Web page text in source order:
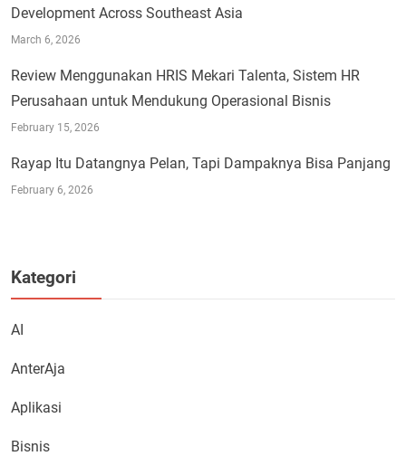
Development Across Southeast Asia
March 6, 2026
Review Menggunakan HRIS Mekari Talenta, Sistem HR
Perusahaan untuk Mendukung Operasional Bisnis
February 15, 2026
Rayap Itu Datangnya Pelan, Tapi Dampaknya Bisa Panjang
February 6, 2026
Kategori
AI
AnterAja
Aplikasi
Bisnis